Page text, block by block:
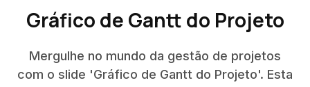
Gráfico de Gantt do Projeto
Mergulhe no mundo da gestão de projetos
com o slide 'Gráfico de Gantt do Projeto'. Esta